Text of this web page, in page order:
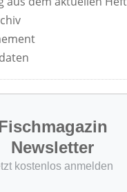
Newsletter
kostenlos anmelden